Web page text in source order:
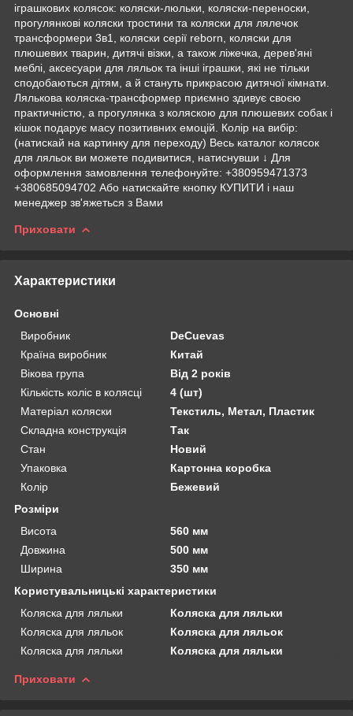
іграшкових колясок: коляски-люльки, коляски-переноски,
прогулянкові коляски тростини та коляски для лялечок
трансформери 3в1, коляски серії reborn, коляски для
плюшевих тварин, дитячі візки, а також ліжечка, дерев'яні
меблі, аксесуари для ляльок та інші іграшки, які не тільки
сподобаються дітям, а й стануть прикрасою дитячої кімнати.
Лялькова коляска-трансформер приємно здивує своєю
практичністю, а прогулянка з коляскою для плюшевих собак і
кішок подарує масу позитивних емоцій. Колір на вибір:
(натискай на картинку для переходу) Весь каталог колясок
для ляльок ви можете подивитися, натиснувши ↓ Для
оформлення замовлення телефонуйте: +380959471373
+380685094702 Або натискайте кнопку КУПИТИ і наш
менеджер зв'яжеться з Вами
Приховати
Характеристики
Основні
Виробник
DeCuevas
Країна виробник
Китай
Вікова група
Від 2 років
Кількість коліс в колясці
4 (шт)
Матеріал коляски
Текстиль, Метал, Пластик
Складна конструкція
Так
Стан
Новий
Упаковка
Картонна коробка
Колір
Бежевий
Розміри
Висота
560 мм
Довжина
500 мм
Ширина
350 мм
Користувальницькі характеристики
Коляска для ляльки
Коляска для ляльки
Коляска для ляльок
Коляска для ляльок
Коляска для ляльки
Коляска для ляльки
Приховати